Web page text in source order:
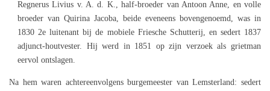
Regnerus Livius v. A. d. K., half-broeder van Antoon Anne, en volle
broeder van Quirina Jacoba, beide eveneens bovengenoemd, was in
1830 2e luitenant bij de mobiele Friesche Schutterij, en sedert 1837
adjunct-houtvester. Hij werd in 1851 op zijn verzoek als grietman
eervol ontslagen.
Na hem waren achtereenvolgens burgemeester van Lemsterland: sedert